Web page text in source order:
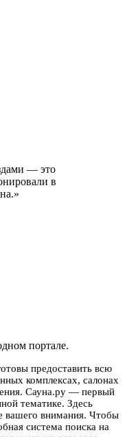
— это
в
»
портале.
предоставить всю
комплексах, салонах
Сауна.ру — первый
тематике. Здесь
вашего внимания. Чтобы
система поиска на